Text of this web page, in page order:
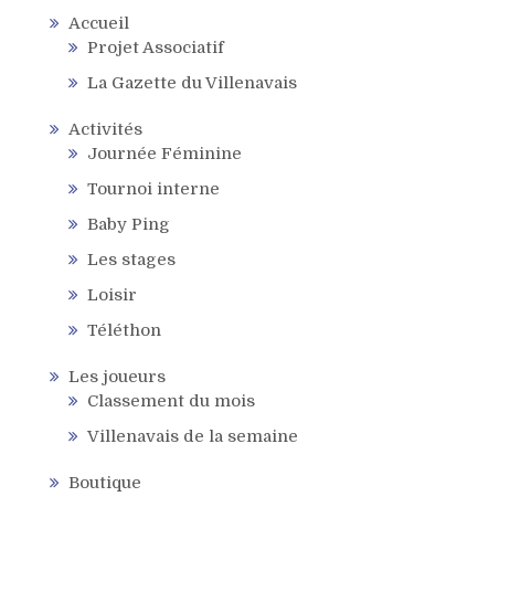
Accueil
Projet Associatif
La Gazette du Villenavais
Activités
Journée Féminine
Tournoi interne
Baby Ping
Les stages
Loisir
Téléthon
Les joueurs
Classement du mois
Villenavais de la semaine
Boutique